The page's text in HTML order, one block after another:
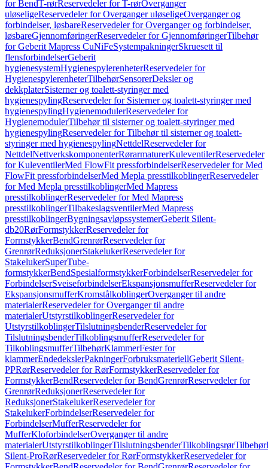
for BendT-rørReservedeler for T-rørOverganger
uløseligeReservedeler for Overganger uløseligeOverganger og
forbindelser, løsbareReservedeler for Overganger og forbindelser,
løsbareGjennomføringerReservedeler for GjennomføringerTilbehør
for Geberit Mapress CuNiFeSystempakningerSkruesett til
flensforbindelserGeberit
hygienesystemHygienespylerenheterReservedeler for
HygienespylerenheterTilbehørSensorerDeksler og
dekkplaterSisterner og toalett-styringer med
hygienespylingReservedeler for Sisterner og toalett-styringer med
hygienespylingHygienemodulerReservedeler for
HygienemodulerTilbehør til sisterner og toalett-styringer med
hygienespylingReservedeler for Tilbehør til sisterner og toalett-
styringer med hygienespylingNettdelReservedeler for
NettdelNettverkskomponenterRørarmaturerKuleventilerReservedeler
for KuleventilerMed FlowFit pressforbindelserReservedeler for Med
FlowFit pressforbindelserMed Mepla presstilkoblingerReservedeler
for Med Mepla presstilkoblingerMed Mapress
presstilkoblingerReservedeler for Med Mapress
presstilkoblingerTilbakeslagsventilerMed Mapress
presstilkoblingerBygningsavløpssystemerGeberit Silent-
db20RørFormstykkerReservedeler for
FormstykkerBendGrenrørReservedeler for
GrenrørReduksjonerStakelukerReservedeler for
StakelukerSuperTube-
formstykkerBendSpesialformstykkerForbindelserReservedeler for
ForbindelserSveiseforbindelserEkspansjonsmufferReservedeler for
EkspansjonsmufferKromstålkoblingerOverganger til andre
materialerReservedeler for Overganger til andre
materialerUtstyrstilkoblingerReservedeler for
UtstyrstilkoblingerTilslutningsbenderReservedeler for
TilslutningsbenderTilkoblingsmufferReservedeler for
TilkoblingsmufferTilbehørKlammerFester for
klammerEndedekslerPakningerForbruksmateriellGeberit Silent-
PPRørReservedeler for RørFormstykkerReservedeler for
FormstykkerBendReservedeler for BendGrenrørReservedeler for
GrenrørReduksjonerReservedeler for
ReduksjonerStakelukerReservedeler for
StakelukerForbindelserReservedeler for
ForbindelserMufferReservedeler for
MufferKloforbindelserOverganger til andre
materialerUtstyrstilkoblingerTilslutningsbenderTilkoblingsrørTilbehør
Silent-ProRørReservedeler for RørFormstykkerReservedeler for